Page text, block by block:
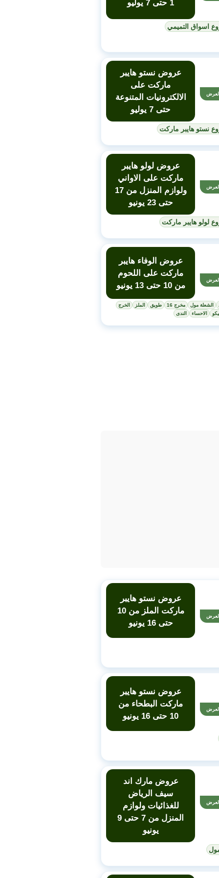
1 حتى 7 يوليو
اسواق التميمي
عروض نستو هايبر
ماركت على
الالكترونيات المتنوعة
حتى 7 يوليو
نستو هايبر ماركت
عروض لولو هايبر
ماركت على الاواني
ولوازم المنزل من 17
حتى 23 يونيو
لولو هايبر ماركت
عروض الوفاء هايبر
ماركت على اللحوم
من 10 حتى 13 يونيو
الشعلة مول مخرج 16 طويق الملز
الخرج
الاحساء الندى
عروض نستو هايبر
ماركت الملز من 10
حتى 16 يونيو
عروض نستو هايبر
ماركت البطحاء من
10 حتى 16 يونيو
عروض مارك اند
سيف الرياض
للغذائيات ولوازم
المنزل من 7 حتى 9
يونيو